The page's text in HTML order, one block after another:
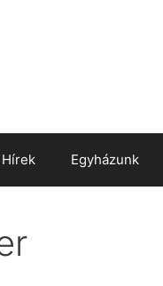
Hírek Egyházunk